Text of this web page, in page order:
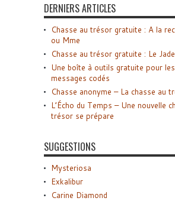
DERNIERS ARTICLES
Chasse au trésor gratuite : A la
ou Mme
Chasse au trésor gratuite : Le
Une boîte à outils gratuite pour
messages codés
Chasse anonyme – La chasse au
L’Écho du Temps – Une nouvelle
trésor se prépare
SUGGESTIONS
Mysteriosa
Exkalibur
Carine Diamond